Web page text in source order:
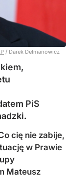
/ Darek Delmanowicz
PiS
cię nie zabije,
w Prawie
Mateusz